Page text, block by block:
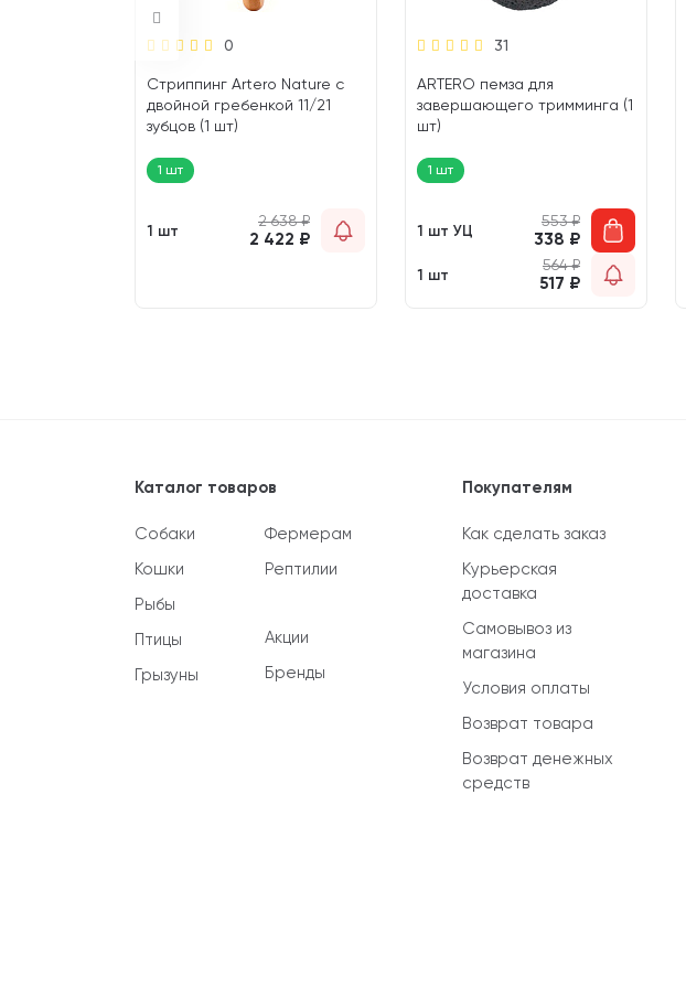
0
Стриппинг Artero Nature с
двойной гребенкой 11/21
зубцов (1 шт)
1 шт
1 шт
2 638₽
2 422 ₽
31
ARTERO пемза для
завершающего тримминга (1
шт)
1 шт
1 шт УЦ
553₽
338 ₽
1 шт
564₽
517 ₽
Каталог товаров
Собаки
Кошки
Рыбы
Птицы
Грызуны
Фермерам
Рептилии
Акции
Бренды
Покупателям
Как сделать заказ
Курьерская
доставка
Самовывоз из
магазина
Условия оплаты
Возврат товара
Возврат денежных
средств